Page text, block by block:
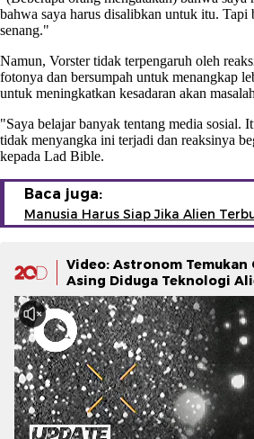
bahwa saya harus disalibkan untuk itu. Tapi
senang."
Namun, Vorster tidak terpengaruh oleh
fotonya dan bersumpah untuk menangkap
untuk meningkatkan kesadaran akan
"Saya belajar banyak tentang media sosial.
tidak menyangka ini terjadi dan reaksinya
kepada Lad Bible.
Baca juga:
Manusia Harus Siap Jika Alien
Video: Astronom Temukan
Asing Diduga Teknologi